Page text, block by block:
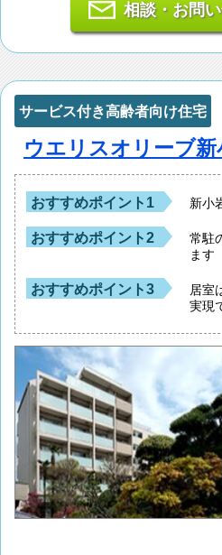
相談・お問
サービス付き高齢者向け住宅
ウエリスオリーブ新
おすすめポイント1 新小
おすすめポイント2
常駐
ます
おすすめポイント3
居室
実現